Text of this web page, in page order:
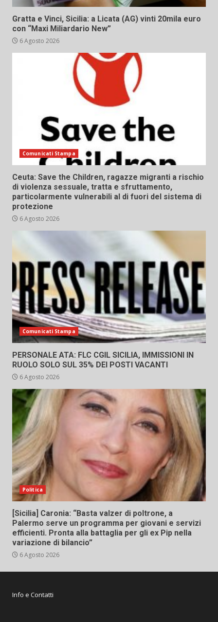
Gratta e Vinci, Sicilia: a Licata (AG) vinti 20mila euro
con “Maxi Miliardario New”
6 Agosto 2026
Comunicati Stampa
Ceuta: Save the Children, ragazze migranti a rischio
di violenza sessuale, tratta e sfruttamento,
particolarmente vulnerabili al di fuori del sistema di
protezione
6 Agosto 2026
Comunicati Stampa
PERSONALE ATA: FLC CGIL SICILIA, IMMISSIONI IN
RUOLO SOLO SUL 35% DEI POSTI VACANTI
6 Agosto 2026
Politica
[Sicilia] Caronia: “Basta valzer di poltrone, a
Palermo serve un programma per giovani e servizi
efficienti. Pronta alla battaglia per gli ex Pip nella
variazione di bilancio”
6 Agosto 2026
Info e Contatti